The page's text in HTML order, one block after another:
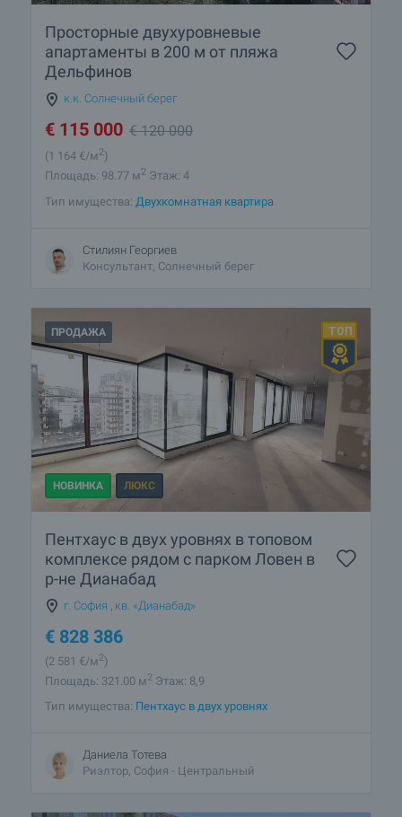
Просторные двухуровневые
апартаменты в 200 м от пляжа
Дельфинов
к.к. Солнечный берег
€ 115 000 €120 000
(1 164 €/м2)
Площадь: 98.77 м2 Этаж: 4
Тип имущества: Двухкомнатная квартира
Стилиян Георгиев
Консультант, Солнечный берег
ПРОДАЖА
НОВИНКА ЛЮКС
Пентхаус в двух уровнях в топовом
комплексе рядом с парком Ловен в
р-не Дианабад
г. София кв. «Дианабад»
€ 828 386
(2 581 €/м2)
Площадь: 321.00 м2 Этаж: 8,9
Тип имущества: Пентхаус в двух уровнях
Даниела Тотева
Риэлтор, София - Центральный